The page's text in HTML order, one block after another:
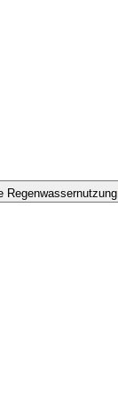
Regenwassernutzung